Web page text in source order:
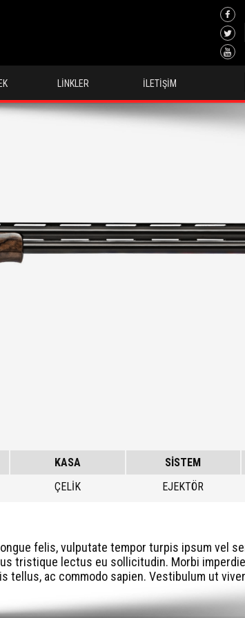
LİNKLER İLETİŞİM
KASA
ÇELİK
SİSTEM
EJEKTÖR
felis, vulputate tempor turpis ipsum vel
tristique lectus eu sollicitudin. Morbi
ac commodo sapien. Vestibulum ut